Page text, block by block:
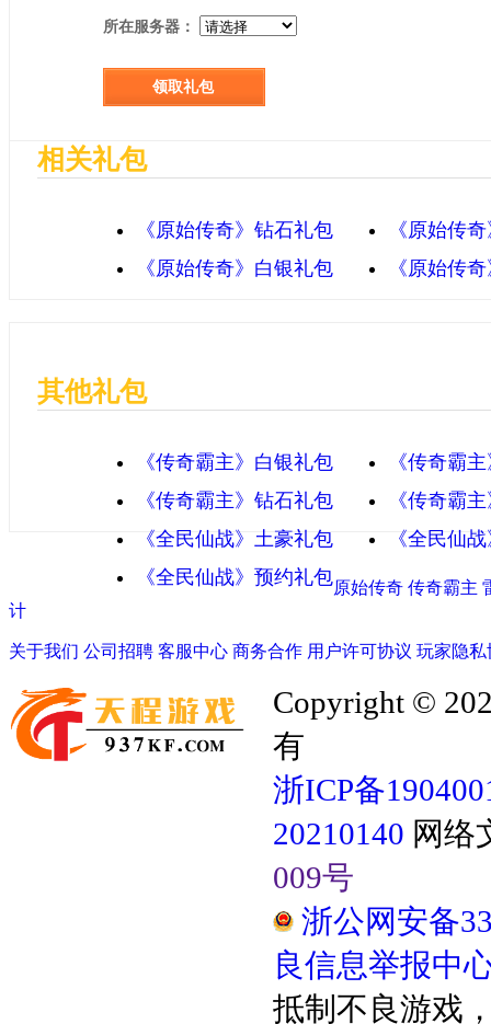
所在服务器：
领取礼包
相关礼包
《原始传奇》钻石礼包
《原始传
《原始传奇》白银礼包
《原始传
其他礼包
《传奇霸主》白银礼包
《传奇霸
《传奇霸主》钻石礼包
《传奇霸
《全民仙战》土豪礼包
《全民仙
《全民仙战》预约礼包原始传奇 传奇霸主
计
关于我们 公司招聘 客服中心 商务合作 用户许可协议 玩家隐
Copyright ©
有
浙ICP备
20210140 网络
009号
浙公网安备
良信息举报中
抵制不良游戏